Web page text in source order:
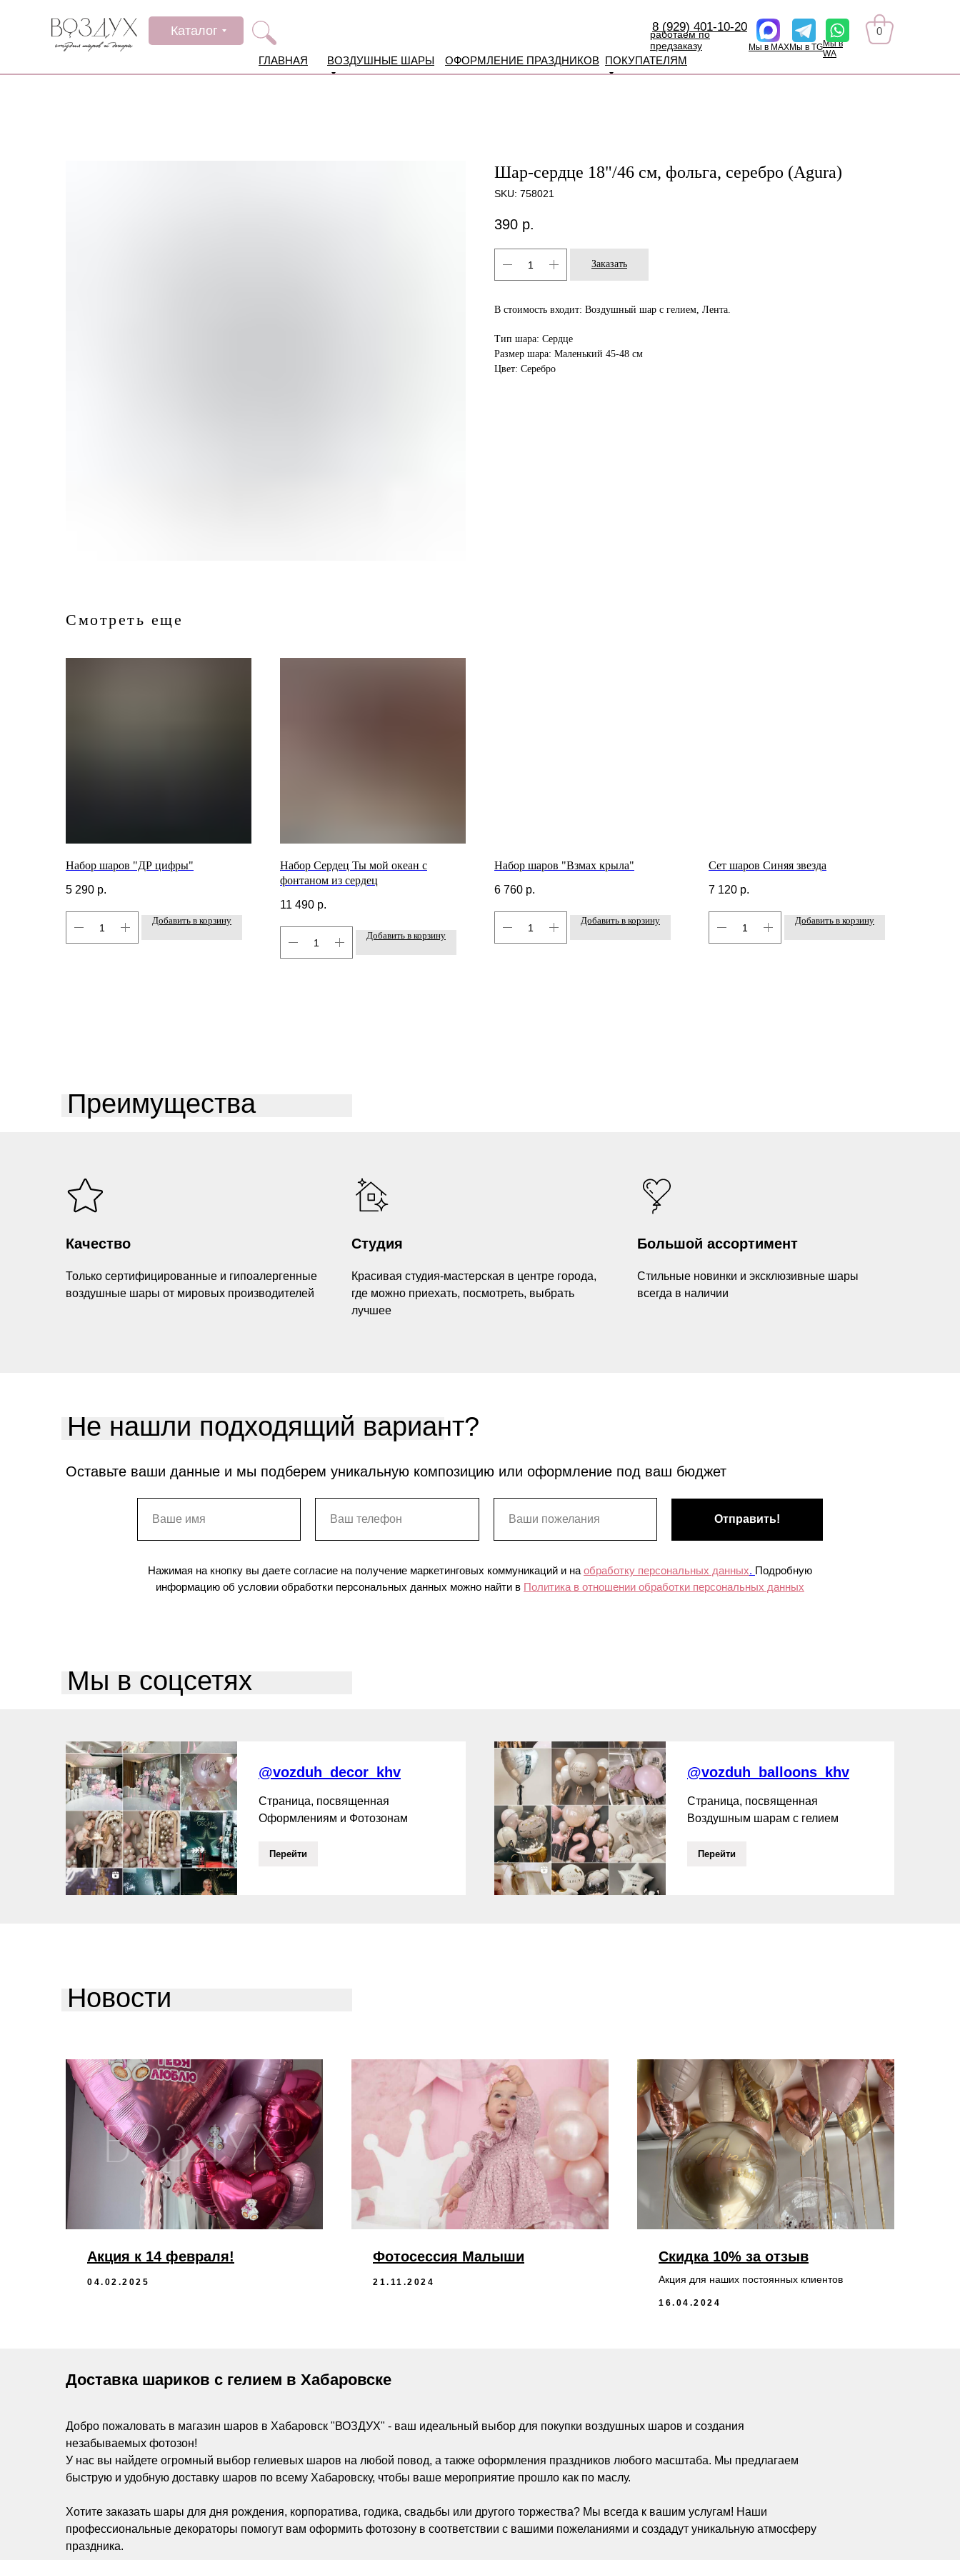
ВОЗДУШНЫЕ ШАРЫ
ГЛАВНАЯ ОФОРМЛЕНИЕ ПРАЗДНИКОВ ПОКУПАТЕЛЯМ
8 (929) 401-10-20
работаем по
предзаказу
Мы в MAXМы в TGМы в
WA
0
Каталог
Шар-сердце 18"/46 см, фольга, серебро (Agura)
SKU: 758021
390 р.
Заказать
В стоимость входит: Воздушный шар с гелием, Лента.
Тип шара: Сердце
Размер шара: Маленький 45-48 см
Цвет: Серебро
Смотреть еще
Набор шаров "ДР цифры"
5 290 р.
Добавить в корзину
Набор Сердец Ты мой океан с
фонтаном из сердец
11 490 р.
Добавить в корзину
Набор шаров "Взмах крыла"
6 760 р.
Добавить в корзину
Сет шаров Синяя звезда
7 120 р.
Добавить в корзину
Преимущества
Качество
Только сертифицированные и гипоалергенные
воздушные шары от мировых производителей
Студия
Красивая студия-мастерская в центре города,
где можно приехать, посмотреть, выбрать
лучшее
Большой ассортимент
Стильные новинки и эксклюзивные шары
всегда в наличии
Не нашли подходящий вариант?
Оставьте ваши данные и мы подберем уникальную композицию или оформление под ваш бюджет
Отправить!
Нажимая на кнопку вы даете согласие на получение маркетинговых коммуникаций и на обработку персональных данных. Подробную
информацию об условии обработки персональных данных можно найти в Политика в отношении обработки персональных данных
Мы в соцсетях
@vozduh_decor_khv
Страница, посвященная
Оформлениям и Фотозонам
Перейти
@vozduh_balloons_khv
Страница, посвященная
Воздушным шарам с гелием
Перейти
Новости
Акция к 14 февраля!
04.02.2025
Фотосессия Малыши
21.11.2024
Скидка 10% за отзыв
Акция для наших постоянных клиентов
16.04.2024
Доставка шариков с гелием в Хабаровске
Добро пожаловать в магазин шаров в Хабаровск "ВОЗДУХ" - ваш идеальный выбор для покупки воздушных шаров и создания
незабываемых фотозон!
У нас вы найдете огромный выбор гелиевых шаров на любой повод, а также оформления праздников любого масштаба. Мы предлагаем
быструю и удобную доставку шаров по всему Хабаровску, чтобы ваше мероприятие прошло как по маслу.
Хотите заказать шары для дня рождения, корпоратива, годика, свадьбы или другого торжества? Мы всегда к вашим услугам! Наши
профессиональные декораторы помогут вам оформить фотозону в соответствии с вашими пожеланиями и создадут уникальную атмосферу
праздника.